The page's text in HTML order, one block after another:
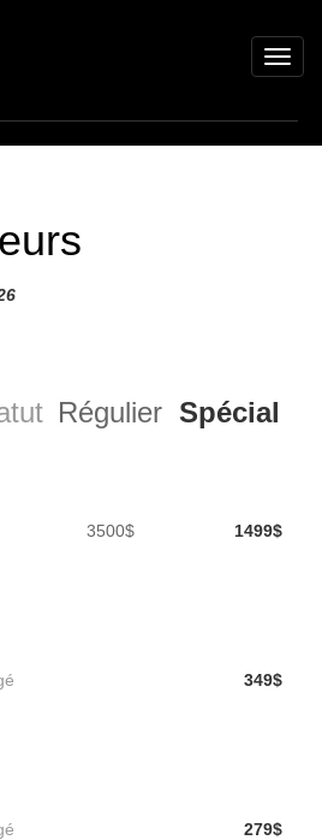
Régulier Spécial
3500$ 1499$
349$
279$